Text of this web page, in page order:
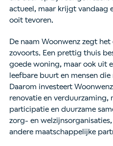
actueel, maar krijgt vandaag
ooit tevoren.
De naam Woonwenz zegt
zovoorts. Een prettig thuis
goede woning, maar ook uit
leefbare buurt en mensen
Daarom investeert
renovatie en verduurzaming,
participatie en duurzame
zorg- en
andere maatschappelijke